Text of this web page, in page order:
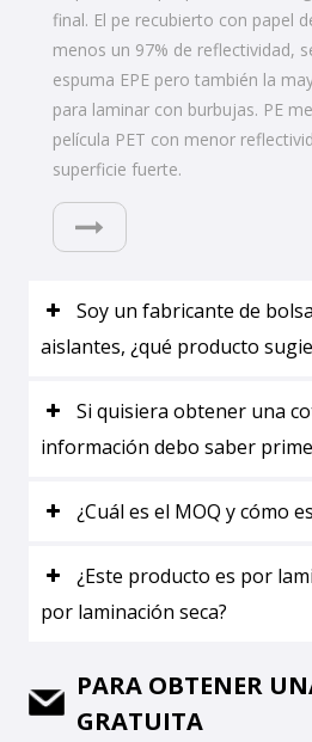
final. El pe recubierto con papel
menos un 97% de reflectividad,
espuma EPE pero también la
para laminar con burbujas. PE
película PET con menor
superficie fuerte.
Soy un fabricante de
aislantes, ¿qué producto
Si quisiera obtener una
información debo saber
¿Cuál es el MOQ y cómo
¿Este producto es por
por laminación seca?
PARA OBTENER
GRATUITA